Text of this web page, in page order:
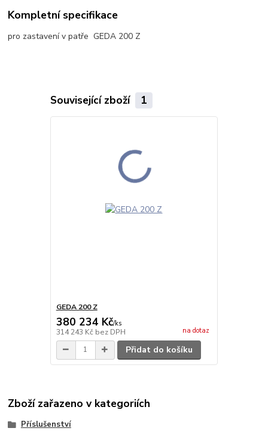
Kompletní specifikace
pro zastavení v patře GEDA 200 Z
Související zboží 1
GEDA 200 Z
380 234 Kč/ks
314 243 Kč bez DPH na dotaz
Přidat do košíku
Zboží zařazeno v kategoriích
Příslušenství